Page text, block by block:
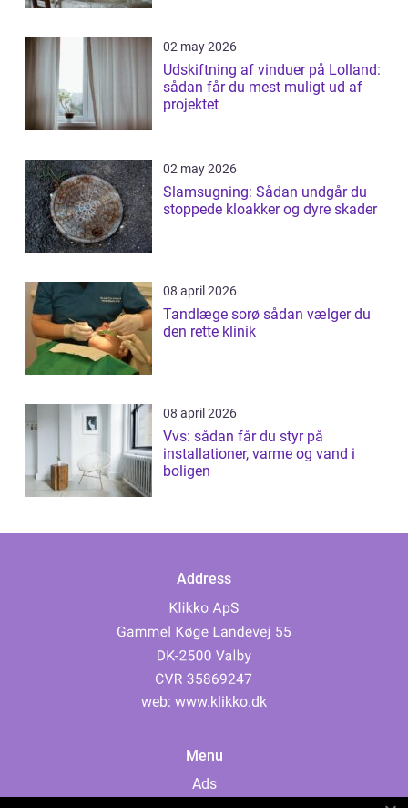
02 may 2026
Udskiftning af vinduer på Lolland:
sådan får du mest muligt ud af
projektet
02 may 2026
Slamsugning: Sådan undgår du
stoppede kloakker og dyre skader
08 april 2026
Tandlæge sorø sådan vælger du
den rette klinik
08 april 2026
Vvs: sådan får du styr på
installationer, varme og vand i
boligen
Address
web: www.klikko.dk
Menu
Ads